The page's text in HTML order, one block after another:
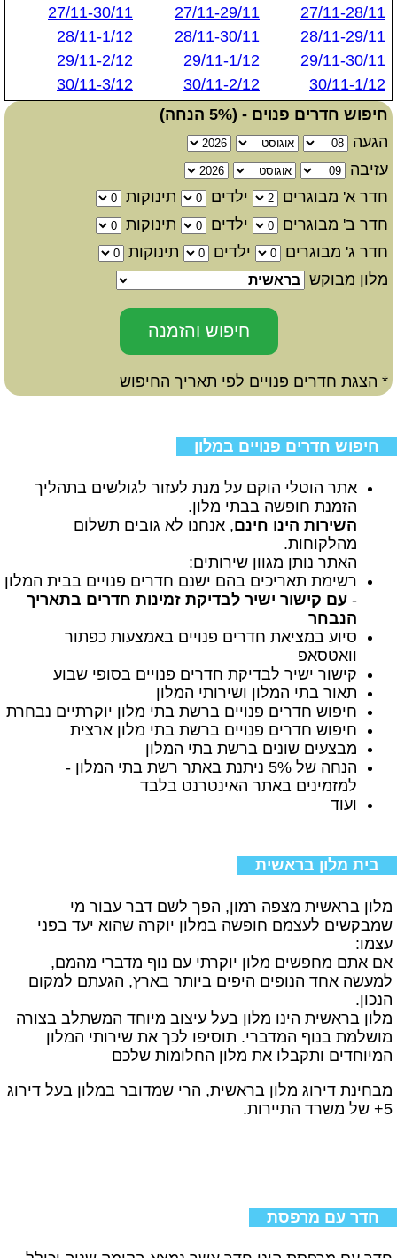
27/11-28/11
27/11-29/11
27/11-30/11
28/11-29/11
28/11-30/11
28/11-1/12
29/11-30/11
29/11-1/12
29/11-2/12
30/11-1/12
30/11-2/12
30/11-3/12
חיפוש חדרים פנוים - (5% הנחה)
הגעה
עזיבה
חדר א' מבוגרים
ילדים
תינוקות
חדר ב' מבוגרים
ילדים
תינוקות
חדר ג' מבוגרים
ילדים
תינוקות
מלון מבוקש
* הצגת חדרים פנויים לפי תאריך החיפוש
חיפוש חדרים פנויים במלון
אתר הוטלי הוקם על מנת לעזור לגולשים בתהליך
הזמנת חופשה בבתי מלון.
השירות הינו חינם, אנחנו לא גובים תשלום
מהלקוחות.
האתר נותן מגוון שירותים:
רשימת תאריכים בהם ישנם חדרים פנויים בבית המלון
- עם קישור ישיר לבדיקת זמינות חדרים בתאריך
הנבחר
סיוע במציאת חדרים פנויים באמצעות כפתור
וואטסאפ
קישור ישיר לבדיקת חדרים פנויים בסופי שבוע
תאור בתי המלון ושירותי המלון
חיפוש חדרים פנויים ברשת בתי מלון יוקרתיים נבחרת
חיפוש חדרים פנויים ברשת בתי מלון ארצית
מבצעים שונים ברשת בתי המלון
הנחה של 5% ניתנת באתר רשת בתי המלון -
למזמינים באתר האינטרנט בלבד
ועוד
בית מלון בראשית
מלון בראשית מצפה רמון, הפך לשם דבר עבור מי
שמבקשים לעצמם חופשה במלון יוקרה שהוא יעד בפני
עצמו:
אם אתם מחפשים מלון יוקרתי עם נוף מדברי מהמם,
למעשה אחד הנופים היפים ביותר בארץ, הגעתם למקום
הנכון.
מלון בראשית הינו מלון בעל עיצוב מיוחד המשתלב בצורה
מושלמת בנוף המדברי. תוסיפו לכך את שירותי המלון
המיוחדים ותקבלו את מלון החלומות שלכם
מבחינת דירוג מלון בראשית, הרי שמדובר במלון בעל דירוג
5+ של משרד התיירות.
חדר עם מרפסת